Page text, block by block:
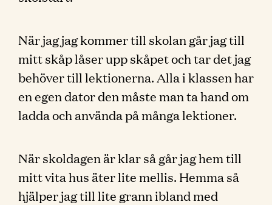
När jag jag kommer till skolan går jag till
mitt skåp låser upp skåpet och tar det jag
behöver till lektionerna. Alla i klassen har
en egen dator den måste man ta hand om
ladda och använda på många lektioner.
När skoldagen är klar så går jag hem till
mitt vita hus äter lite mellis. Hemma så
hjälper jag till lite grann ibland med